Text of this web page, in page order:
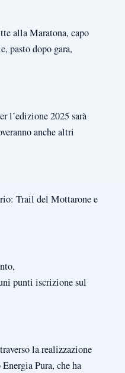
alla Maratona, capo
pasto dopo gara,
l’edizione 2025 sarà
anche altri
Trail del Mottarone e
punti iscrizione sul
la realizzazione
Pura, che ha